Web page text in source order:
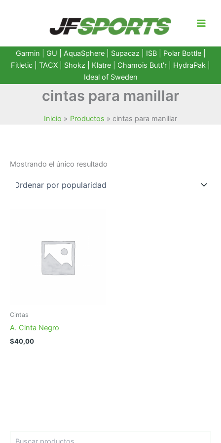
Garmin GU AquaSphere| Supacaz | ISB | Polar Bottle|
Fitletic
TACX Shokz Klatre Chamois Butt'r HydraPak
Ideal of Sweden
cintas para manillar
Inicio Productos cintas para manillar
Mostrando el único resultado
Cintas
A. Cinta Negro
$40,00